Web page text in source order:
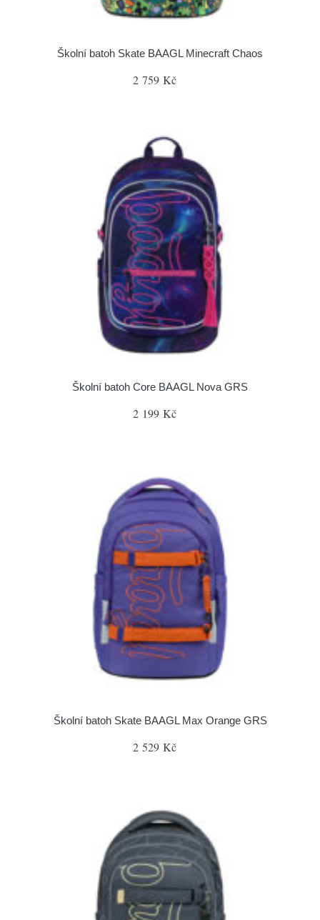
Školní batoh Skate BAAGL Minecraft Chaos
2 759 Kč
Školní batoh Core BAAGL Nova GRS
2 199 Kč
Školní batoh Skate BAAGL Max Orange GRS
2 529 Kč